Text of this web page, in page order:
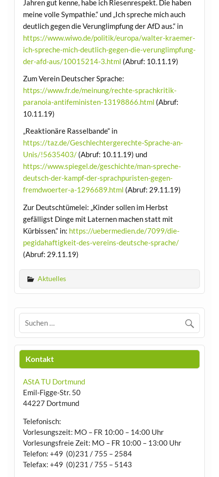
Jahren gut kenne, habe ich Riesenrespekt. Die haben
meine volle Sympathie.“ und „Ich spreche mich auch
deutlich gegen die Verunglimpfung der AfD aus.“ in
https://www.wiwo.de/politik/europa/walter-kraemer-
ich-spreche-mich-deutlich-gegen-die-verunglimpfung-
der-afd-aus/10015214-3.html (Abruf: 10.11.19)
Zum Verein Deutscher Sprache:
https://www.fr.de/meinung/rechte-sprachkritik-
paranoia-antifeministen-13198866.html (Abruf:
10.11.19)
„Reaktionäre Rasselbande“ in
https://taz.de/Geschlechtergerechte-Sprache-an-
Unis/!5635403/(Abruf: 10.11.19) und
https://www.spiegel.de/geschichte/man-spreche-
deutsch-der-kampf-der-sprachpuristen-gegen-
fremdwoerter-a-1296689.html (Abruf: 29.11.19)
Zur Deutschtümelei: „Kinder sollen im Herbst
gefälligst Dinge mit Laternen machen statt mit
Kürbissen.“ in: https://uebermedien.de/7099/die-
pegidahaftigkeit-des-vereins-deutsche-sprache/
(Abruf: 29.11.19)
Aktuelles
Kontakt
AStA TU Dortmund
Emil-Figge-Str. 50
44227 Dortmund
Telefonisch:
Vorlesungszeit: MO – FR 10:00 – 14:00 Uhr
Vorlesungsfreie Zeit: MO – FR 10:00 – 13:00 Uhr
Telefon: +49 (0)231 / 755 – 2584
Telefax: +49 (0)231 / 755 – 5143